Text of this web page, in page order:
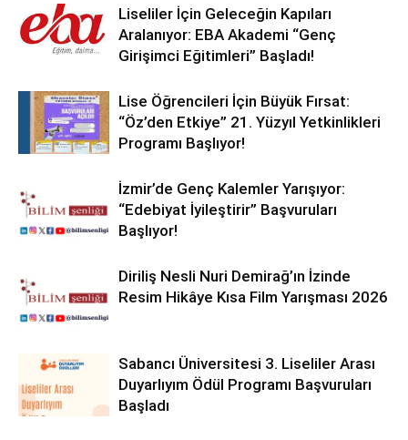
Liseliler İçin Geleceğin Kapıları
Aralanıyor: EBA Akademi “Genç
Girişimci Eğitimleri” Başladı!
Lise Öğrencileri İçin Büyük Fırsat:
“Öz’den Etkiye” 21. Yüzyıl Yetkinlikleri
Programı Başlıyor!
İzmir’de Genç Kalemler Yarışıyor:
“Edebiyat İyileştirir” Başvuruları
Başlıyor!
Diriliş Nesli Nuri Demirağ’ın İzinde
Resim Hikâye Kısa Film Yarışması 2026
Sabancı Üniversitesi 3. Liseliler Arası
Duyarlıyım Ödül Programı Başvuruları
Başladı